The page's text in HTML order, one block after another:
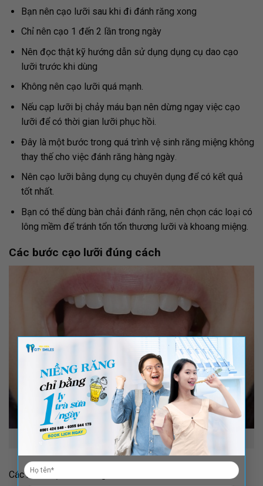
×
Bạn nên cạo lưỡi sau khi đi đánh răng xong
Chỉ nên cạo 1 đến 2 lần trong ngày
Nên đọc thật kỹ hướng dẫn sử dụng dụng cụ dao cạo
lưỡi trước khi dùng
Không nên cạo lưỡi quá mạnh.
Nếu cạp lưỡi bị chảy máu bạn nên dừng ngay việc cạo
lưỡi để có thời gian lưỡi phục hồi.
Đây là một bước trong quá trình vệ sinh răng miệng không
thay thế cho việc đánh răng hàng ngày.
Nên cạo lưỡi bằng dụng cụ chuyên dụng để có kết quả
tốt nhất.
Bạn có thể dùng bàn chải đánh răng, nên chọn các loại có
lông mềm để tránh tổn tổn thương lưỡi và khoang miệng.
Các bước cạo lưỡi đúng cách
Các bước cạo lưỡi đúng cách
Các bước cạo lưỡi đúng cách: